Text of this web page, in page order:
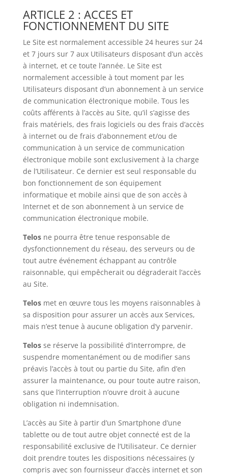
ARTICLE 2 : ACCES ET
FONCTIONNEMENT DU SITE
Le Site est normalement accessible 24 heures sur 24
et 7 jours sur 7 aux Utilisateurs disposant d’un accès
à internet, et ce toute l’année. Le Site est
normalement accessible à tout moment par les
Utilisateurs disposant d’un abonnement à un service
de communication électronique mobile. Tous les
coûts afférents à l’accès au Site, qu’il s’agisse des
frais matériels, des frais logiciels ou des frais d’accès
à internet ou de frais d’abonnement et/ou de
communication à un service de communication
électronique mobile sont exclusivement à la charge
de l’Utilisateur. Ce dernier est seul responsable du
bon fonctionnement de son équipement
informatique et mobile ainsi que de son accès à
Internet et de son abonnement à un service de
communication électronique mobile.
Telosne pourra être tenue responsable de
dysfonctionnement du réseau, des serveurs ou de
tout autre événement échappant au contrôle
raisonnable, qui empêcherait ou dégraderait l’accès
au Site.
Telosmet en œuvre tous les moyens raisonnables à
sa disposition pour assurer un accès aux Services,
mais n’est tenue à aucune obligation d’y parvenir.
Telosse réserve la possibilité d’interrompre, de
suspendre momentanément ou de modifier sans
préavis l’accès à tout ou partie du Site, afin d’en
assurer la maintenance, ou pour toute autre raison,
sans que l’interruption n’ouvre droit à aucune
obligation ni indemnisation.
L’accès au Site à partir d’un Smartphone d’une
tablette ou de tout autre objet connecté est de la
responsabilité exclusive de l’Utilisateur. Ce dernier
doit prendre toutes les dispositions nécessaires (y
compris avec son fournisseur d’accès internet et son